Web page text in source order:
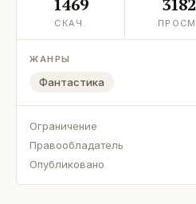
СКАЧ. ПРОСМ.
ЖАНРЫ
Фантастика
Ограничение
Правообладатель
Опубликовано